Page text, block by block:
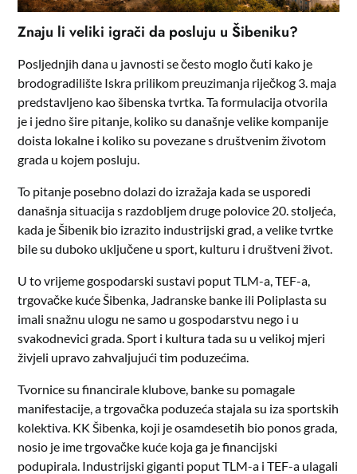
Znaju li veliki igrači da posluju u Šibeniku?
Posljednjih dana u javnosti se često moglo čuti kako je
brodogradilište Iskra prilikom preuzimanja riječkog 3. maja
predstavljeno kao šibenska tvrtka. Ta formulacija otvorila
je i jedno šire pitanje, koliko su današnje velike kompanije
doista lokalne i koliko su povezane s društvenim životom
grada u kojem posluju.
To pitanje posebno dolazi do izražaja kada se usporedi
današnja situacija s razdobljem druge polovice 20. stoljeća,
kada je Šibenik bio izrazito industrijski grad, a velike tvrtke
bile su duboko uključene u sport, kulturu i društveni život.
U to vrijeme gospodarski sustavi poput TLM-a, TEF-a,
trgovačke kuće Šibenka, Jadranske banke ili Poliplasta su
imali snažnu ulogu ne samo u gospodarstvu nego i u
svakodnevici grada. Sport i kultura tada su u velikoj mjeri
živjeli upravo zahvaljujući tim poduzećima.
Tvornice su financirale klubove, banke su pomagale
manifestacije, a trgovačka poduzeća stajala su iza sportskih
kolektiva. KK Šibenka, koji je osamdesetih bio ponos grada,
nosio je ime trgovačke kuće koja ga je financijski
podupirala. Industrijski giganti poput TLM-a i TEF-a ulagali